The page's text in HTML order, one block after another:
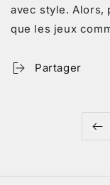
avec style. Alors,
que les jeux
Partager